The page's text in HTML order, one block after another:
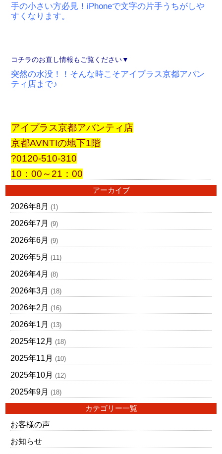
手の小さい方必見！iPhoneで文字の片手うちがしや
すくなります。
コチラのお直し情報もご覧ください▼
突然の水没！！そんな時こそアイプラス京都アバン
ティ店まで♪
アイプラス京都アバンティ店
京都AVNTIの地下1階
?0120-510-310
10：00～21：00
アーカイブ
2026年8月 (1)
2026年7月 (9)
2026年6月 (9)
2026年5月 (11)
2026年4月 (8)
2026年3月 (18)
2026年2月 (16)
2026年1月 (13)
2025年12月 (18)
2025年11月 (10)
2025年10月 (12)
2025年9月 (18)
カテゴリー一覧
お客様の声
お知らせ